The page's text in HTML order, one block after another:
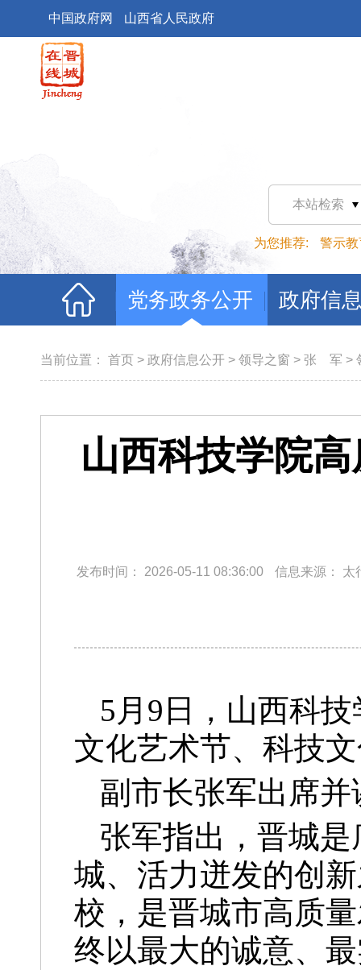
中国政府网 山西省人民政府
本站检索
为您推荐: 警示教
党务政务公开 政府信
当前位置： 首页 > 政府信息公开 > 领导之窗 > 张 军 >
山西科技学院
发布时间： 2026-05-11 08:36:00 信息来源： 太
5月9日，山西科
文化艺术节、科技
副市长张军出席并
张军指出，晋城
城、活力迸发的创
校，是晋城市高质
终以最大的诚意、